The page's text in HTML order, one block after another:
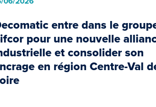
entre dans le
pour une nouvelle
et consolider son
en région Centre-Val